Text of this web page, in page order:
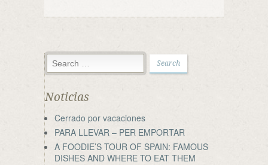
Noticias
Cerrado por vacaciones
PARA LLEVAR – PER EMPORTAR
A FOODIE’S TOUR OF SPAIN: FAMOUS
DISHES AND WHERE TO EAT THEM